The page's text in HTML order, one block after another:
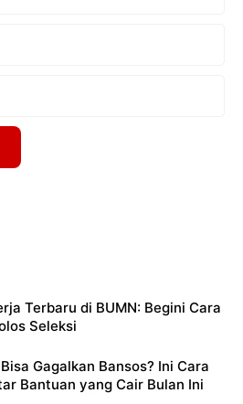
Terbaru di BUMN: Begini Cara
Seleksi
Gagalkan Bansos? Ini Cara
Bantuan yang Cair Bulan Ini